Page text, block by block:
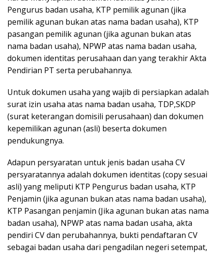
Pengurus badan usaha, KTP pemilik agunan (jika
pemilik agunan bukan atas nama badan usaha), KTP
pasangan pemilik agunan (jika agunan bukan atas
nama badan usaha), NPWP atas nama badan usaha,
dokumen identitas perusahaan dan yang terakhir Akta
Pendirian PT serta perubahannya.
Untuk dokumen usaha yang wajib di persiapkan adalah
surat izin usaha atas nama badan usaha, TDP,SKDP
(surat keterangan domisili perusahaan) dan dokumen
kepemilikan agunan (asli) beserta dokumen
pendukungnya.
Adapun persyaratan untuk jenis badan usaha CV
persyaratannya adalah dokumen identitas (copy sesuai
asli) yang meliputi KTP Pengurus badan usaha, KTP
Penjamin (jika agunan bukan atas nama badan usaha),
KTP Pasangan penjamin (Jika agunan bukan atas nama
badan usaha), NPWP atas nama badan usaha, akta
pendiri CV dan perubahannya, bukti pendaftaran CV
sebagai badan usaha dari pengadilan negeri setempat,